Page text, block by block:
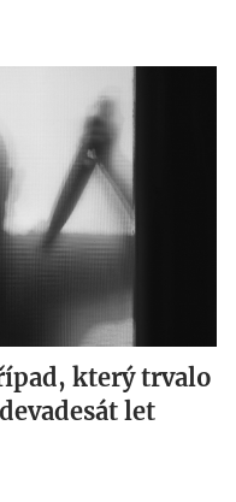
který trvalo
let